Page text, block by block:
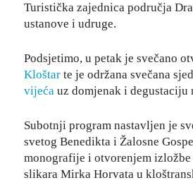
Turistička zajednica područja
ustanove i udruge.
Podsjetimo, u petak je svečano
Kloštar te je održana svečana
vijećauz domjenak i degustaciju
Subotnji program nastavljen je
svetog Benedikta i Žalosne
monografije i otvorenjem izložbe
slikara Mirka Horvata u